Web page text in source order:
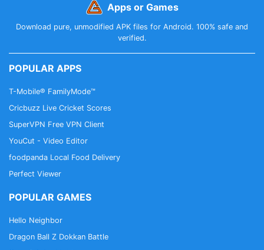
Apps or Games
Download pure, unmodified APK files for Android. 100% safe and
verified.
POPULAR APPS
T-Mobile® FamilyMode™
Cricbuzz Live Cricket Scores
SuperVPN Free VPN Client
YouCut - Video Editor
foodpanda Local Food Delivery
Perfect Viewer
POPULAR GAMES
Hello Neighbor
Dragon Ball Z Dokkan Battle